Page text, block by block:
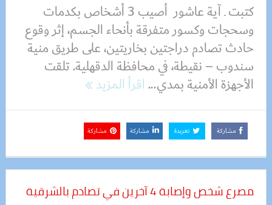
كتبت ـ آية عاشور أصيب 3 أشخاص بكدمات
وسحجات وكسور متفرقة بأنحاء الجسم، إثر وقوع
حادث تصادم دراجتين بخاريتين، على طريق منية
سندوب – نقيطة، في محافظة الدقهلية. تلقت
الأجهزة الأمنية بمدي...اقرأ المزيد
مشاركة تغريدة مشاركة مشاركة
مصرع شخص وإصابة 4 آخرين في تصادم بالشرقية